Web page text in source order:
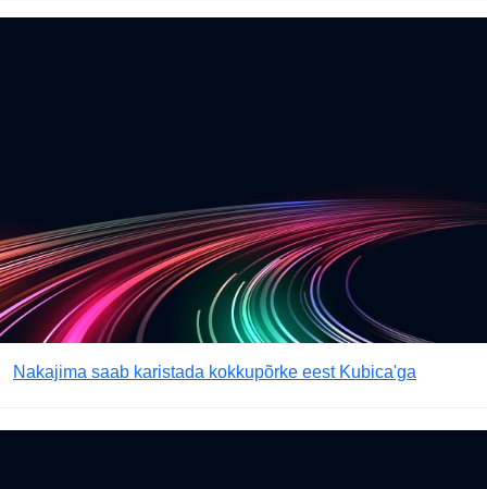
Nakajima saab karistada kokkupõrke eest Kubica'ga